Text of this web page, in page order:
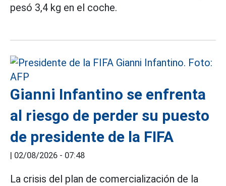
pesó 3,4 kg en el coche.
Gianni Infantino se enfrenta
al riesgo de perder su puesto
de presidente de la FIFA
| 02/08/2026 - 07:48
La crisis del plan de comercialización de la